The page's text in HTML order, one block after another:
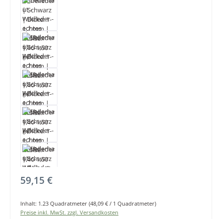
Regulärer Preis:
59,15 €
Inhalt: 1.23 Quadratmeter (48,09 € / 1 Quadratmeter)
Preise inkl. MwSt. zzgl. Versandkosten